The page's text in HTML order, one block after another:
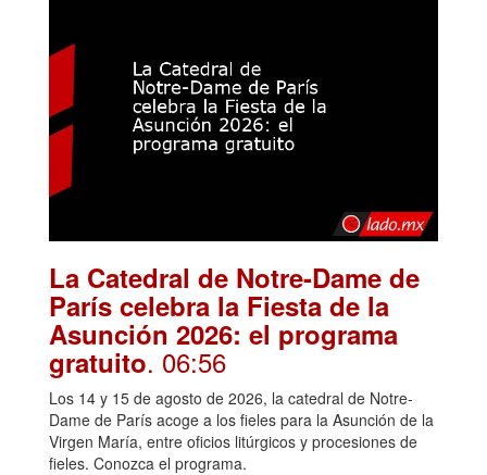
La Catedral de Notre-Dame de
París celebra la Fiesta de la
Asunción 2026: el programa
gratuito. 06:56
Los 14 y 15 de agosto de 2026, la catedral de Notre-
Dame de París acoge a los fieles para la Asunción de la
Virgen María, entre oficios litúrgicos y procesiones de
fieles. Conozca el programa.